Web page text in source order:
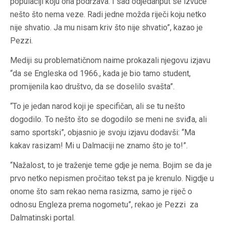
nešto što nema veze. Radi jedne možda riječi koju netko
nije shvatio. Ja mu nisam kriv što nije shvatio”, kazao je
Pezzi.
Mediji su problematičnom naime prokazali njegovu izjavu
“da se Engleska od 1966., kada je bio tamo student,
promijenila kao društvo, da se doselilo svašta”.
“To je jedan narod koji je specifičan, ali se tu nešto
dogodilo. To nešto što se dogodilo se meni ne sviđa, ali
samo sportski”, objasnio je svoju izjavu dodavši: “Ma
kakav rasizam! Mi u Dalmaciji ne znamo što je to!”.
“Nažalost, to je traženje teme gdje je nema. Bojim se da je
prvo netko nepismen pročitao tekst pa je krenulo. Nigdje u
onome što sam rekao nema rasizma, samo je riječ o
odnosu Engleza prema nogometu”, rekao je Pezzi za
Dalmatinski portal.